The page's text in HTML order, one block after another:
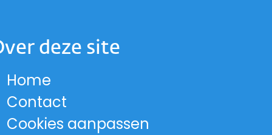
Instagram
op Facebook
op LinkedIn
op X
Holland op Bluesky
Holland op Threads
Noord-Holland op
Noord-Holland
deze site
Home
Contact
Cookies aanpassen